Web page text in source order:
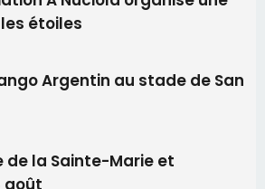
week-end du tournoi du
de la disparition du
de Saint Exupery